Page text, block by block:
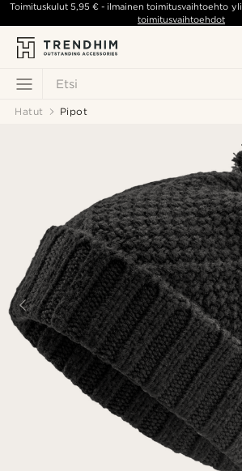
Etsi
Toimituskulut5,95 € - ilmainen toimitusvaihtoehto yli
toimitusvaihtoehdot
Hatut Pipot